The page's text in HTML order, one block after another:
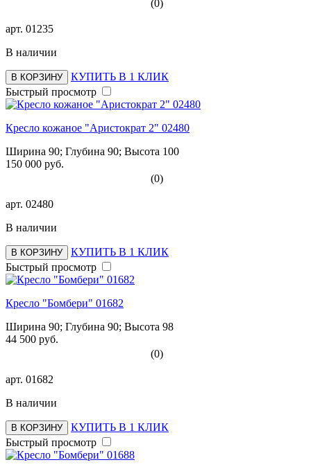
(0)
арт. 01235
В наличии
В КОРЗИНУ
КУПИТЬ В 1 КЛИК
Быстрый просмотр
Кресло кожаное "Аристократ 2" 02480
Ширина 90; Глубина 90; Высота 100
150 000 руб.
(0)
арт. 02480
В наличии
В КОРЗИНУ
КУПИТЬ В 1 КЛИК
Быстрый просмотр
Кресло "Бомбери" 01682
Ширина 90; Глубина 90; Высота 98
44 500 руб.
(0)
арт. 01682
В наличии
В КОРЗИНУ
КУПИТЬ В 1 КЛИК
Быстрый просмотр